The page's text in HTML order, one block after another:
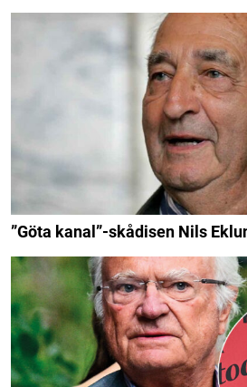
”Göta kanal”-skådisen Nils